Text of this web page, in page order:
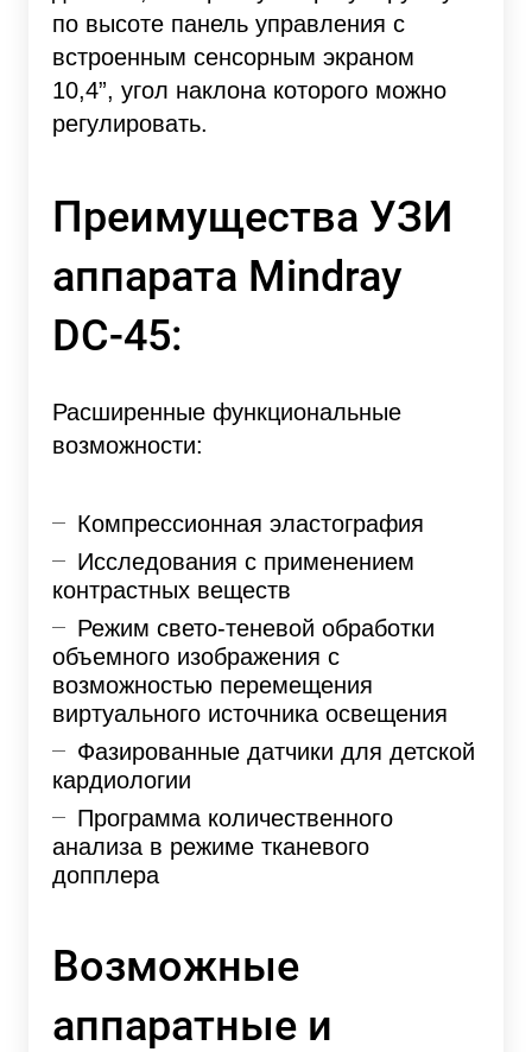
по высоте панель управления с
встроенным сенсорным экраном
10,4”, угол наклона которого можно
регулировать.
Преимущества УЗИ
аппарата Mindray
DC-45:
Расширенные функциональные
возможности:
Компрессионная эластография
Исследования с применением
контрастных веществ
Режим свето-теневой обработки
объемного изображения с
возможностью перемещения
виртуального источника освещения
Фазированные датчики для детской
кардиологии
Программа количественного
анализа в режиме тканевого
допплера
Возможные
аппаратные и